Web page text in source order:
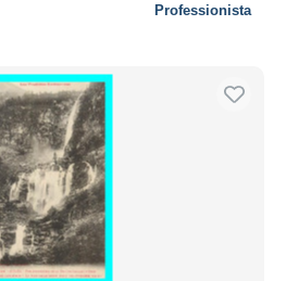
Professionista